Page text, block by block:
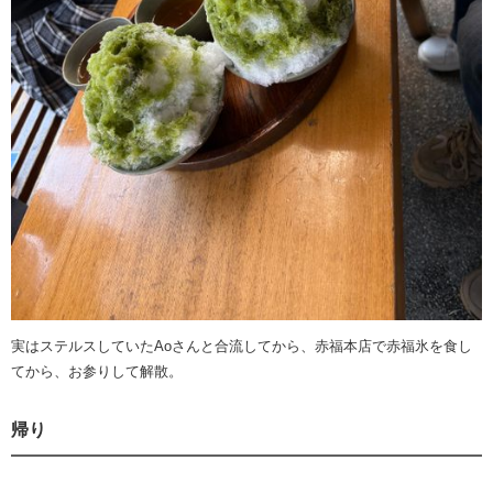
実はステルスしていたAoさんと合流してから、赤福本店で赤福氷を食し
てから、お参りして解散。
帰り